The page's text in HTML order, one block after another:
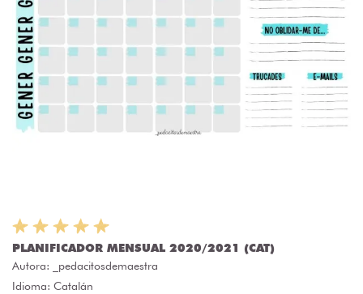
PLANIFICADOR MENSUAL 2020/2021 (CAT)
Autora:
_pedacitosdemaestra
Idioma: Catalán